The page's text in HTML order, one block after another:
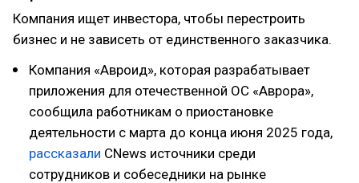
Компания ищет инвестора, чтобы перестроить
бизнес и не зависеть от единственного заказчика.
Компания «Авроид», которая разрабатывает
приложения для отечественной ОС «Аврора»,
сообщила работникам о приостановке
деятельности с марта до конца июня 2025 года,
рассказали CNews источники среди
сотрудников и собеседники на рынке